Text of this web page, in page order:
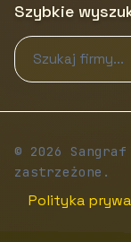
Szybkie
© 2026
zastrzeżone.
Polityka